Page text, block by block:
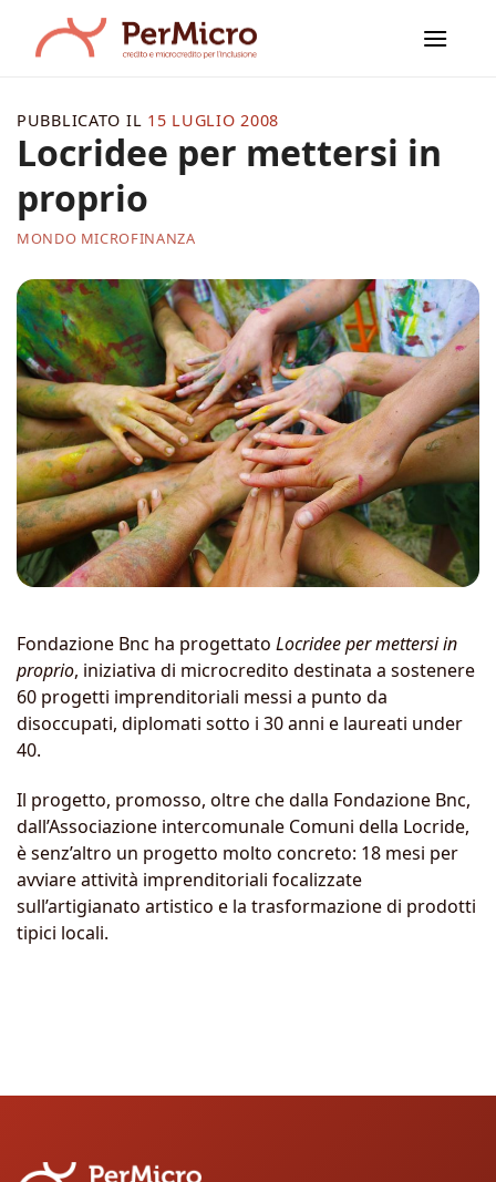
contenuti
MONDO MICROFINANZA
Locridee per mettersi in
proprio
PUBBLICATO IL 15 LUGLIO 2008
Fondazione Bnc ha progettato Locridee per mettersi in
proprio, iniziativa di microcredito destinata a sostenere
60 progetti imprenditoriali messi a punto da
disoccupati, diplomati sotto i 30 anni e laureati under
40.
Il progetto, promosso, oltre che dalla Fondazione Bnc,
dall’Associazione intercomunale Comuni della Locride,
è senz’altro un progetto molto concreto: 18 mesi per
avviare attività imprenditoriali focalizzate
sull’artigianato artistico e la trasformazione di prodotti
tipici locali.